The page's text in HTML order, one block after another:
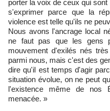
porter la voix de ceux qui
s'exprimer parce que la
violence est telle qu'ils ne
Nous avons l'ancrage local
ne faut pas que les gens
mouvement d'exilés nés
parmi nous, mais c'est des
dire qu'il est temps d'agir
situation évolue, on ne peut
l'existence même de nos
menacée. »